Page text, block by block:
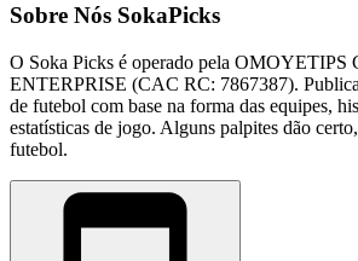
Sobre Nós SokaPicks
O Soka Picks é operado pela
ENTERPRISE (CAC RC: 7867387).
de futebol com base na forma das equipes,
estatísticas de jogo. Alguns palpites dão
futebol.